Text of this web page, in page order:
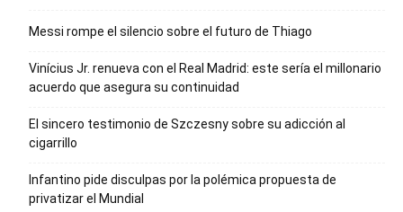
Messi rompe el silencio sobre el futuro de Thiago
Vinícius Jr. renueva con el Real Madrid: este sería el millonario
acuerdo que asegura su continuidad
El sincero testimonio de Szczesny sobre su adicción al
cigarrillo
Infantino pide disculpas por la polémica propuesta de
privatizar el Mundial